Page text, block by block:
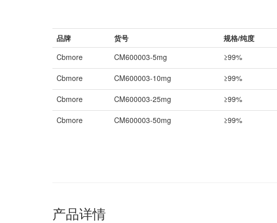
品牌 货号 规格/纯度
Cbmore
CM600003-5mg ≥99%
Cbmore
CM600003-10mg ≥99%
Cbmore
CM600003-25mg ≥99%
Cbmore
CM600003-50mg ≥99%
产品详情